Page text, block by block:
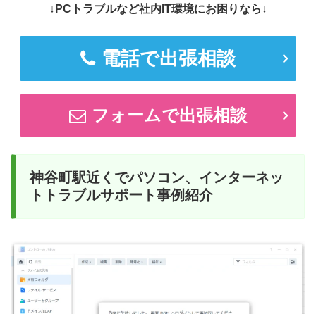
↓PCトラブルなど社内IT環境にお困りなら↓
電話で出張相談
フォームで出張相談
神谷町駅近くでパソコン、インターネッ
トトラブルサポート事例紹介